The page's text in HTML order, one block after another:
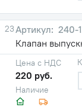
23
240-
Клапан
Наличие
Цена с НДС
220 руб.